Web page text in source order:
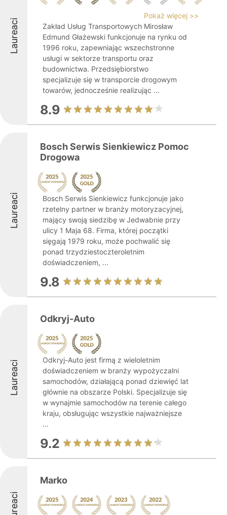
Laureaci
Pokaż więcej >>
Zakład Usług Transportowych Mirosław
Edmund Głażewski funkcjonuje na rynku od
1996 roku, zapewniając wszechstronne
usługi w sektorze transportu oraz
budownictwa. Przedsiębiorstwo
specjalizuje się w transporcie drogowym
towarów, jednocześnie realizując ...
8.9
Laureaci
Bosch Serwis Sienkiewicz Pomoc
Drogowa
Bosch Serwis Sienkiewicz funkcjonuje jako
rzetelny partner w branży motoryzacyjnej,
mający swoją siedzibę w Jedwabnie przy
ulicy 1 Maja 68. Firma, której początki
sięgają 1979 roku, może pochwalić się
ponad trzydziestoczteroletnim
doświadczeniem, ...
9.8
Laureaci
Odkryj-Auto
Odkryj-Auto jest firmą z wieloletnim
doświadczeniem w branży wypożyczalni
samochodów, działającą ponad dziewięć lat
głównie na obszarze Polski. Specjalizuje się
w wynajmie samochodów na terenie całego
kraju, obsługując wszystkie najważniejsze
...
9.2
Marko